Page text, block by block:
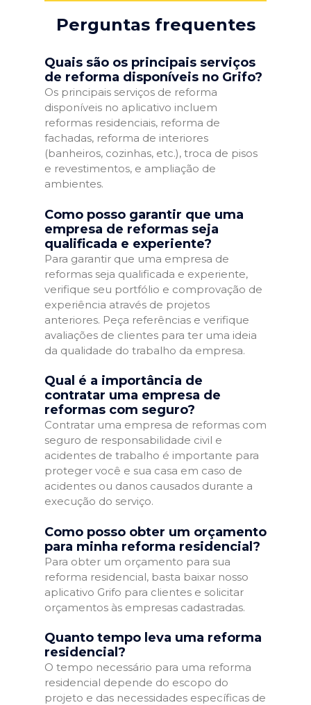
Perguntas frequentes
Quais são os principais serviços
de reforma disponíveis no Grifo?
Os principais serviços de reforma
disponíveis no aplicativo incluem
reformas residenciais, reforma de
fachadas, reforma de interiores
(banheiros, cozinhas, etc.), troca de pisos
e revestimentos, e ampliação de
ambientes.
Como posso garantir que uma
empresa de reformas seja
qualificada e experiente?
Para garantir que uma empresa de
reformas seja qualificada e experiente,
verifique seu portfólio e comprovação de
experiência através de projetos
anteriores. Peça referências e verifique
avaliações de clientes para ter uma ideia
da qualidade do trabalho da empresa.
Qual é a importância de
contratar uma empresa de
reformas com seguro?
Contratar uma empresa de reformas com
seguro de responsabilidade civil e
acidentes de trabalho é importante para
proteger você e sua casa em caso de
acidentes ou danos causados durante a
execução do serviço.
Como posso obter um orçamento
para minha reforma residencial?
Para obter um orçamento para sua
reforma residencial, basta baixar nosso
aplicativo Grifo para clientes e solicitar
orçamentos às empresas cadastradas.
Quanto tempo leva uma reforma
residencial?
O tempo necessário para uma reforma
residencial depende do escopo do
projeto e das necessidades específicas de